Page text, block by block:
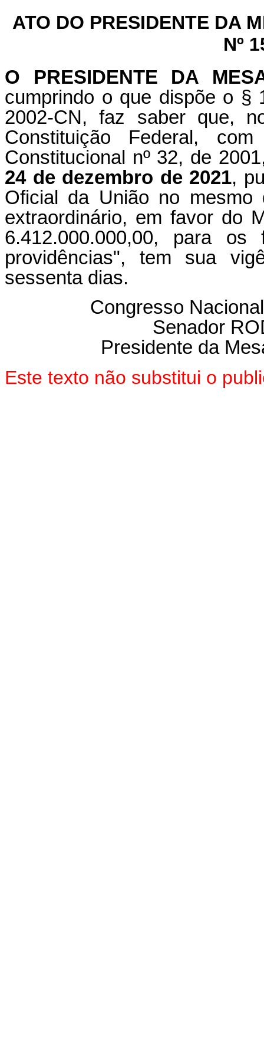
ATO DO PRESIDENTE DA
Nº
O PRESIDENTE DA
cumprindo o que dispõe o §
2002-CN, faz saber que,
Constituição Federal,
Constitucional nº 32, de
24 de dezembro de 2021,
Oficial da União no
extraordinário, em favor do
6.412.000.000,00, para
providências", tem sua
sessenta dias.
Congresso
Senador
Presidente da
Este texto não substitui o